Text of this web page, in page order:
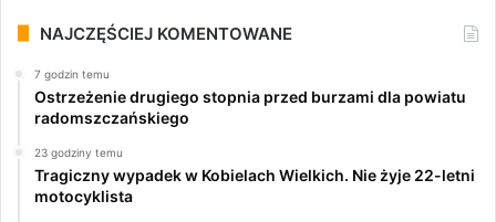
NAJCZĘŚCIEJ KOMENTOWANE
7 godzin temu
Ostrzeżenie drugiego stopnia przed burzami dla powiatu
radomszczańskiego
23 godziny temu
Tragiczny wypadek w Kobielach Wielkich. Nie żyje 22-letni
motocyklista